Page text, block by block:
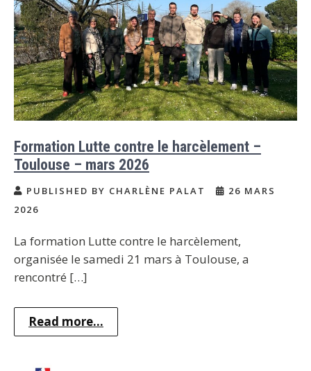
Formation Lutte contre le harcèlement –
Toulouse – mars 2026
PUBLISHED BY CHARLÈNE PALAT
26 MARS
2026
La formation Lutte contre le harcèlement,
organisée le samedi 21 mars à Toulouse, a
rencontré […]
Read more...